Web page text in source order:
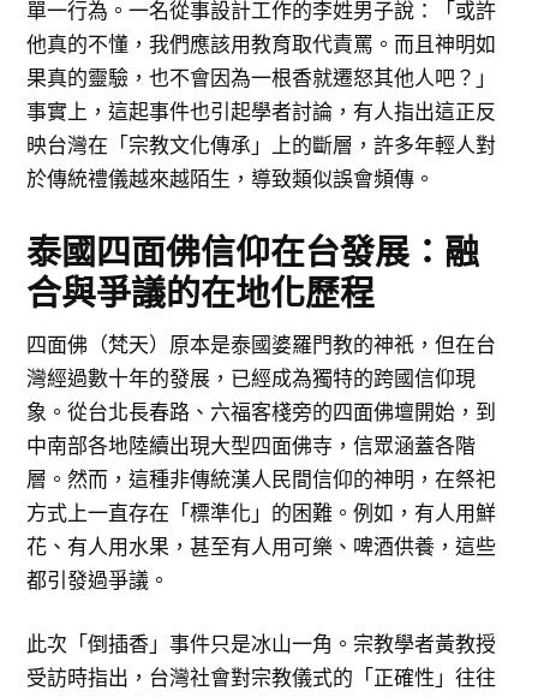
單一行為。一名從事設計工作的李姓男子說：「或許
他真的不懂，我們應該用教育取代責罵。而且神明如
果真的靈驗，也不會因為一根香就遷怒其他人吧？」
事實上，這起事件也引起學者討論，有人指出這正反
映台灣在「宗教文化傳承」上的斷層，許多年輕人對
於傳統禮儀越來越陌生，導致類似誤會頻傳。
泰國四面佛信仰在台發展：融
合與爭議的在地化歷程
四面佛（梵天）原本是泰國婆羅門教的神祇，但在台
灣經過數十年的發展，已經成為獨特的跨國信仰現
象。從台北長春路、六福客棧旁的四面佛壇開始，到
中南部各地陸續出現大型四面佛寺，信眾涵蓋各階
層。然而，這種非傳統漢人民間信仰的神明，在祭祀
方式上一直存在「標準化」的困難。例如，有人用鮮
花、有人用水果，甚至有人用可樂、啤酒供養，這些
都引發過爭議。
此次「倒插香」事件只是冰山一角。宗教學者黃教授
受訪時指出，台灣社會對宗教儀式的「正確性」往往